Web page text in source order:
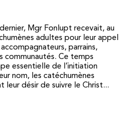
Mgr Fonlupt recevait, au
adultes pour leur appel
parrains,
communautés. Ce temps
essentielle de l’initiation
nom, les catéchumènes
désir de suivre le Christ...